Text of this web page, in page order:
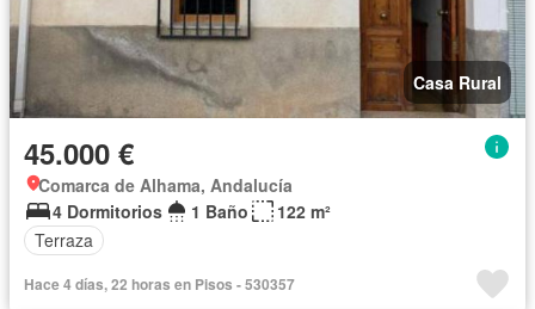
Casa Rural
45.000 €
Comarca de Alhama, Andalucía
4 Dormitorios
1 Baño
122 m²
Terraza
Hace 4 días, 22 horas en Pisos - 530357